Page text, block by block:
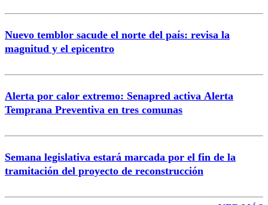
Nuevo temblor sacude el norte del país: revisa la
magnitud y el epicentro
Alerta por calor extremo: Senapred activa Alerta
Temprana Preventiva en tres comunas
Semana legislativa estará marcada por el fin de la
tramitación del proyecto de reconstrucción